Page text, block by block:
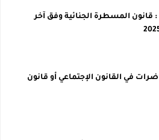
تحميل PDF : قانون المسطرة الجنائية وفق آخر
في القانون الإجتماعي أو قانون